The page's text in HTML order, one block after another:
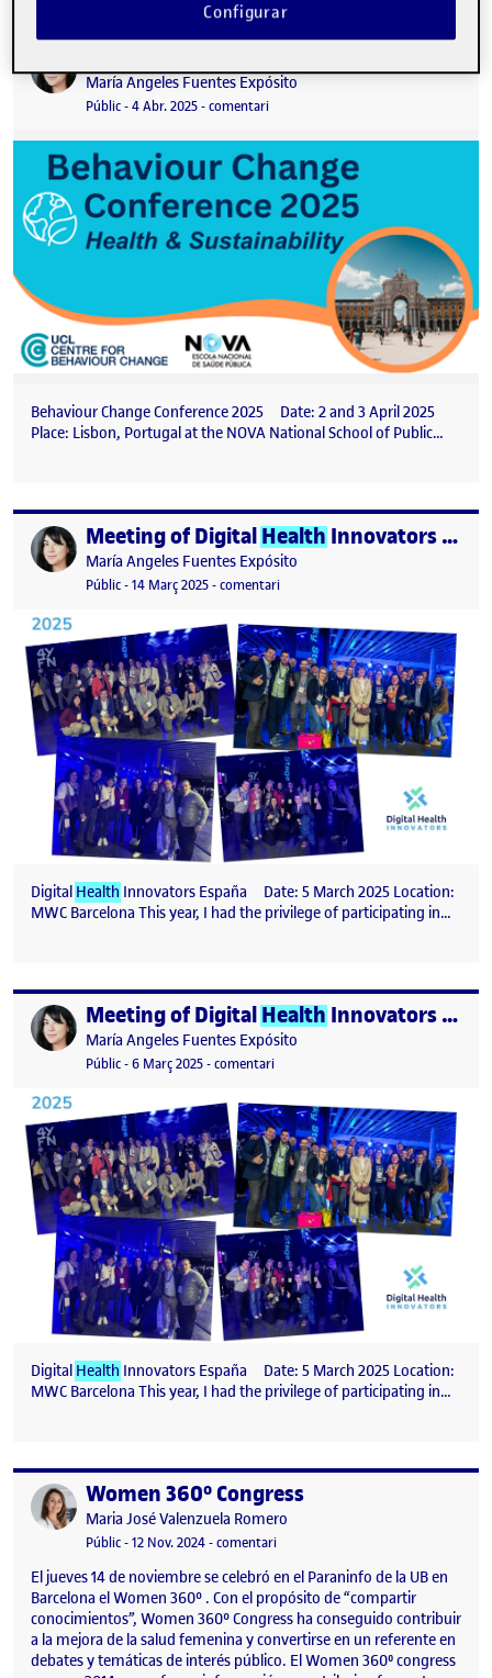
Publicat per
María Angeles Fuentes Expósito
Visibilitat:
Públic-Data de publicació
4 Abr. 2025-comentariel Behaviour Change Conference 2025
Behaviour Change Conference 2025 Date: 2 and 3 April 2025
Place: Lisbon, Portugal at the NOVA National School of Public…
Publicat perMeeting of DigitalHealthInnovators in Spain – 4YFN 2025
Publicat per
María Angeles Fuentes Expósito
Visibilitat:
Públic-Data de publicació
14 Març 202514 març, 2025 3:06 pm
-comentariel Meeting of Digital
Digital Health Innovators España Date: 5 March 2025 Location:
MWC Barcelona This year, I had the privilege of participating in…
Publicat perMeeting of DigitalHealthInnovators in Spain – 4YFN 2025
Publicat per
María Angeles Fuentes Expósito
Visibilitat:
Públic-Data de publicació
6 Març 202514 març, 2025 3:57 pm
-comentariel Meeting of Digital
Digital Health Innovators España Date: 5 March 2025 Location:
MWC Barcelona This year, I had the privilege of participating in…
Publicat perWomen 360º Congress
Publicat per
Maria José Valenzuela Romero
Visibilitat:
Públic-Data de publicació
12 Nov. 202425 novembre, 2024 5:20 pm
-comentariel Women 360º Congress
El jueves 14 de noviembre se celebró en el Paraninfo de la UB en
Barcelona el Women 360º . Con el propósito de “compartir
conocimientos”, Women 360° Congress ha conseguido contribuir
a la mejora de la salud femenina y convertirse en un referente en
debates y temáticas de interés público. El Women 360⁰ congress
Configurar